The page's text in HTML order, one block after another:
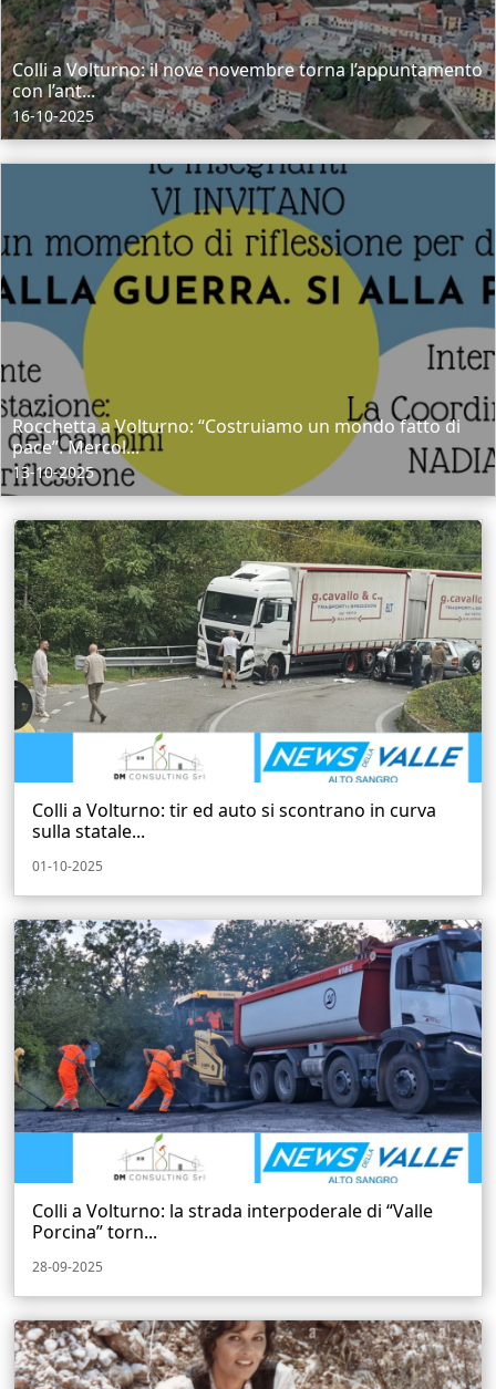
Colli a Volturno: il nove novembre torna l’appuntamento
con l’ant...
16-10-2025
Rocchetta a Volturno: “Costruiamo un mondo fatto di
pace”. Mercol...
13-10-2025
Colli a Volturno: tir ed auto si scontrano in curva
sulla statale...
01-10-2025
Colli a Volturno: la strada interpoderale di “Valle
Porcina” torn...
28-09-2025